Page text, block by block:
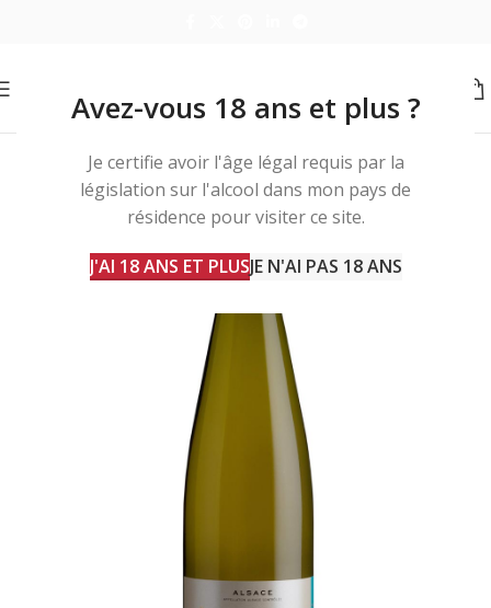
Avez-vous 18 ans et plus ?
Je certifie avoir l'âge légal requis par la
législation sur l'alcool dans mon pays de
résidence pour visiter ce site.
J'AI 18 ANS ET PLUSJE N'AI PAS 18 ANS